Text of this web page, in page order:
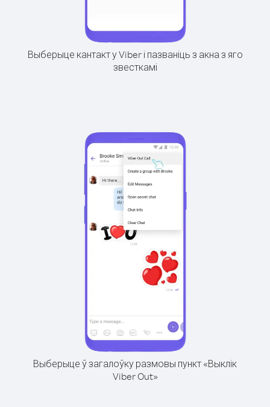
Выберыце кантакт у Viber і пазваніць з акна з яго
звесткамі
Выберыце ў загалоўку размовы пункт «Выклік
Viber Out»